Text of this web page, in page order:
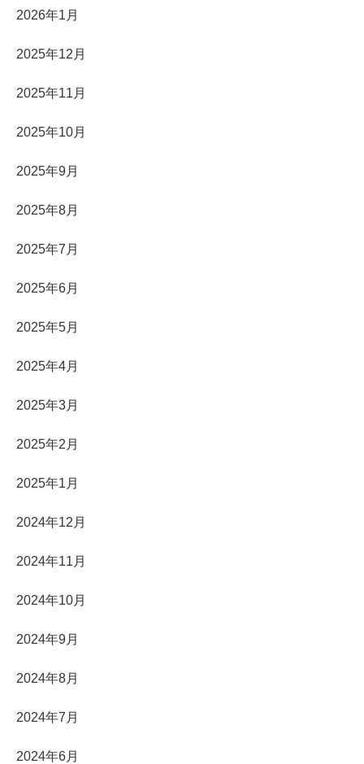
2026年1月
2025年12月
2025年11月
2025年10月
2025年9月
2025年8月
2025年7月
2025年6月
2025年5月
2025年4月
2025年3月
2025年2月
2025年1月
2024年12月
2024年11月
2024年10月
2024年9月
2024年8月
2024年7月
2024年6月